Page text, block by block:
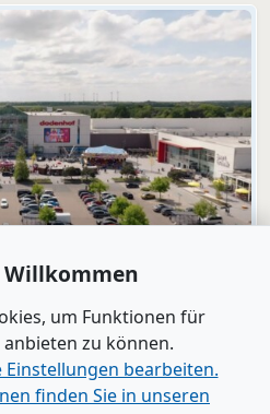
in Kaltenkirchen
anzeigen
um Funktionen für
zu können.
Einstellungen bearbeiten.
finden Sie in unseren